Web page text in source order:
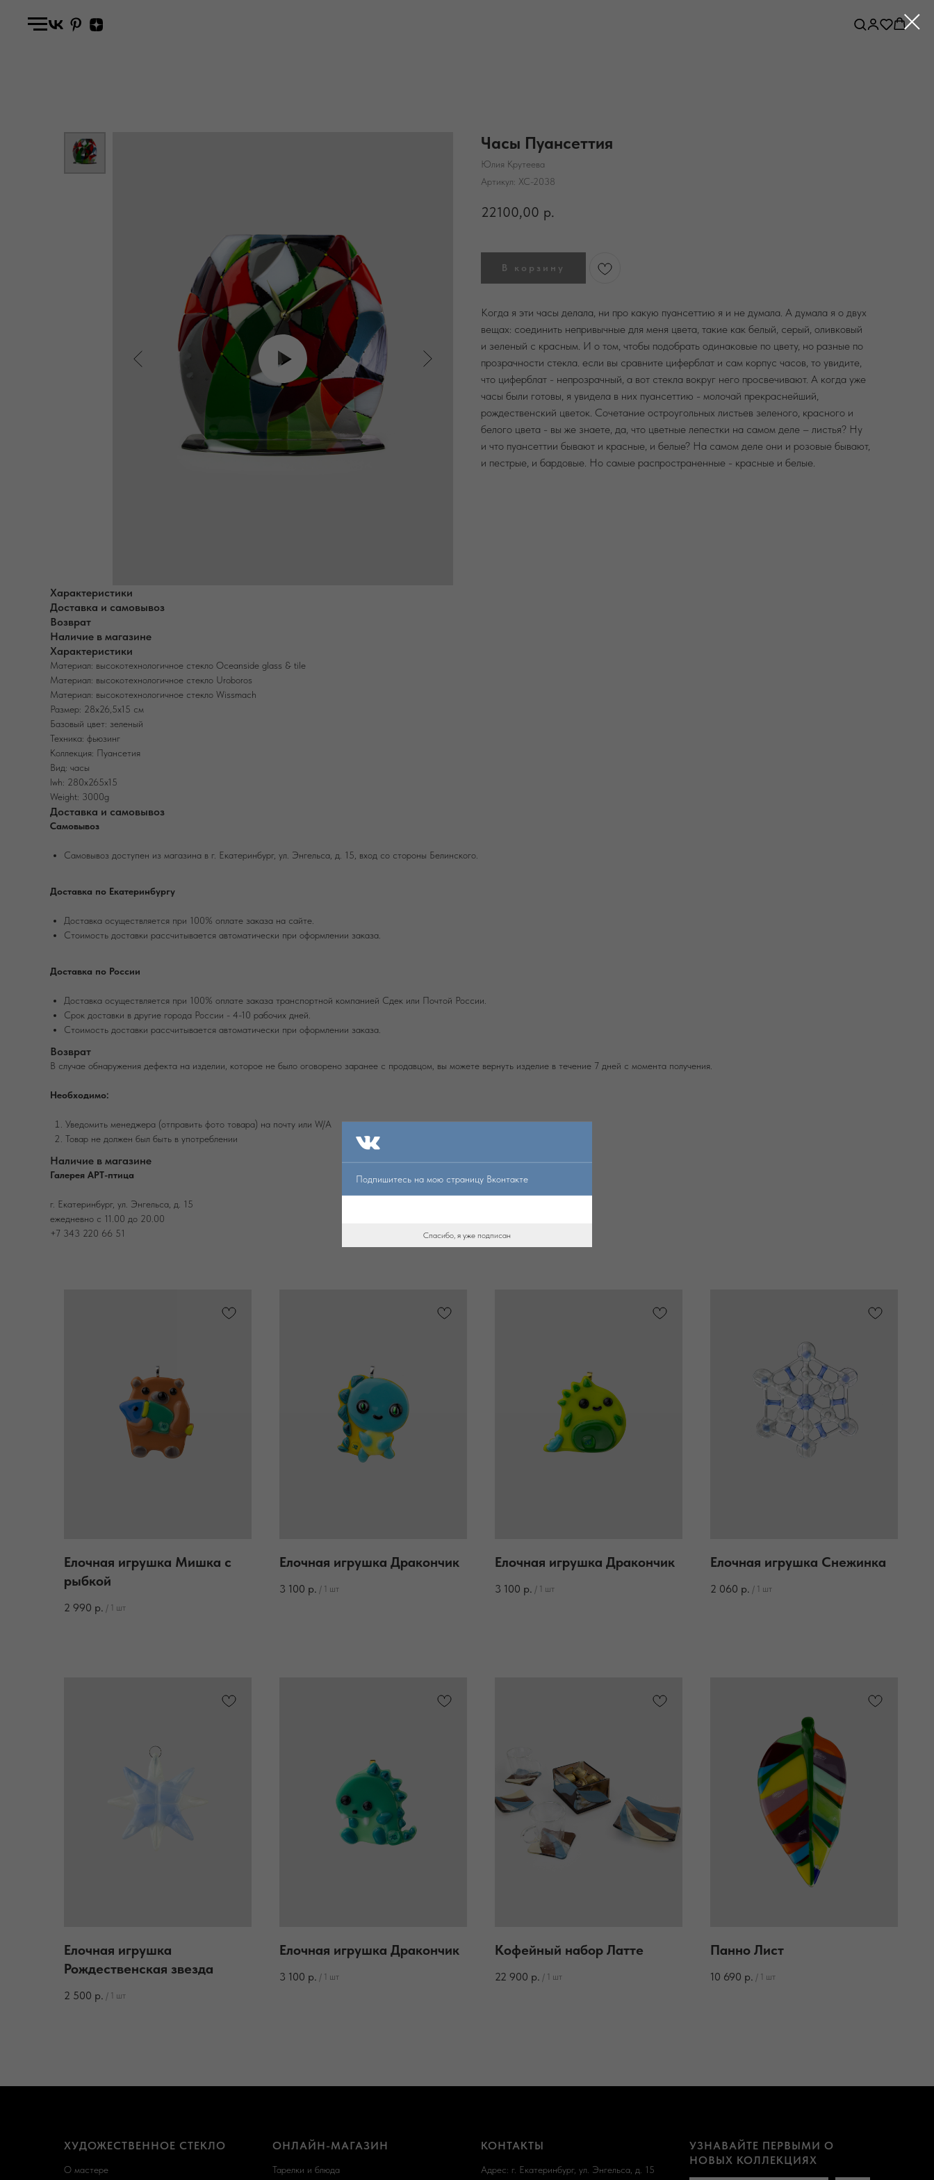
Часы Пуансеттия
Юлия Крутеева
Артикул: ХС-2038
22100,00 р.
В корзину
Когда я эти часы делала, ни про какую пуансеттию я и не думала. А думала я о двух
вещах: соединить непривычные для меня цвета, такие как белый, серый, оливковый
и зеленый с красным. И о том, чтобы подобрать одинаковые по цвету, но разные по
прозрачности стекла. если вы сравните циферблат и сам корпус часов, то увидите,
что циферблат - непрозрачный, а вот стекла вокруг него просвечивают. А когда уже
часы были готовы, я увидела в них пуансеттию - молочай прекраснейший,
рождественский цветок. Сочетание остроугольных листьев зеленого, красного и
белого цвета - вы же знаете, да, что цветные лепестки на самом деле – листья? Ну
и что пуансеттии бывают и красные, и белые? На самом деле они и розовые бывают,
и пестрые, и бардовые. Но самые распространенные - красные и белые.
Характеристики
Доставка и самовывоз
Возврат
Наличие в магазине
Характеристики
Материал: высокотехнологичное стекло Oceanside glass & tile
Материал: высокотехнологичное стекло Uroboros
Материал: высокотехнологичное стекло Wissmach
Размер: 28х26,5х15 см
Базовый цвет: зеленый
Техника: фьюзинг
Коллекция: Пуансетия
Вид: часы
lwh: 280x265x15
Weight: 3000g
Доставка и самовывоз
Самовывоз
Самовывоз доступен из магазина в г. Екатеринбург, ул. Энгельса, д. 15, вход со стороны Белинского.
Доставка по Екатеринбургу
Доставка осуществляется при 100% оплате заказа на сайте.
Стоимость доставки рассчитывается автоматически при оформлении заказа.
Доставка по России
Доставка осуществляется при 100% оплате заказа транспортной компанией Сдек или Почтой России.
Срок доставки в другие города России - 4-10 рабочих дней.
Стоимость доставки рассчитывается автоматически при оформлении заказа.
Возврат
В случае обнаружения дефекта на изделии, которое не было оговорено заранее с продавцом, вы можете вернуть изделие в течение 7 дней с момента получения.
Необходимо:
Уведомить менеджера (отправить фото товара) на почту или W/А
Товар не должен был быть в употреблении
Наличие в магазине
Галерея АРТ-птица
г. Екатеринбург, ул. Энгельса, д. 15
ежедневно с 11.00 до 20.00
+7 343 220 66 51
Елочная игрушка Мишка с
рыбкой
2 990 р. / 1 шт
Елочная игрушка Дракончик
3 100 р. / 1 шт
Елочная игрушка Дракончик
3 100 р. / 1 шт
Елочная игрушка Снежинка
2 060 р. / 1 шт
Елочная игрушка
Рождественская звезда
2 500 р. / 1 шт
Елочная игрушка Дракончик
3 100 р. / 1 шт
Кофейный набор Латте
22 900 р. / 1 шт
Панно Лист
10 690 р. / 1 шт
Подпишитесь на мою страницу Вконтакте
Спасибо, я уже подписан
ХУДОЖЕСТВЕННОЕ СТЕКЛО
О мастере
ОНЛАЙН-МАГАЗИН
Тарелки и блюда
КОНТАКТЫ
Адрес: г. Екатеринбург, ул. Энгельса, д. 15
УЗНАВАЙТЕ ПЕРВЫМИ О
НОВЫХ КОЛЛЕКЦИЯХ